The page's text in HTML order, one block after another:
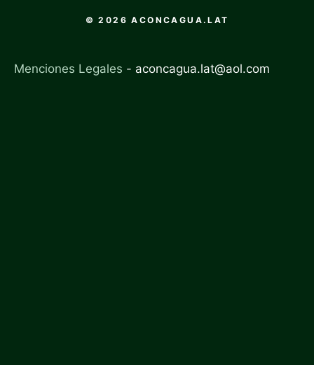
© 2026 ACONCAGUA.LAT
Menciones Legales - aconcagua.lat@aol.com